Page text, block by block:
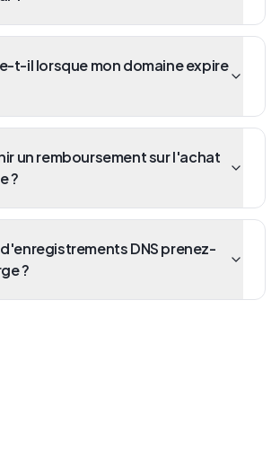
t-il lorsque mon domaine expire
un remboursement sur l'achat
?
DNS prenez-
?